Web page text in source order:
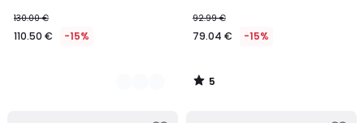
130.00 €
110.50 € -15%
92.99 €
79.04 € -15%
5
/